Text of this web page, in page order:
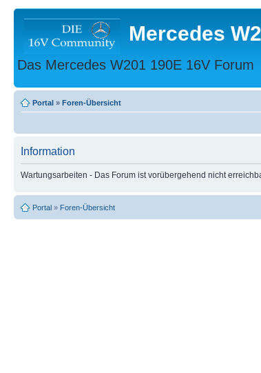
Mercedes
Das Mercedes W201 190E 16V Forum
Portal » Foren-Übersicht
Information
Wartungsarbeiten - Das Forum ist vorübergehend nicht
Portal » Foren-Übersicht